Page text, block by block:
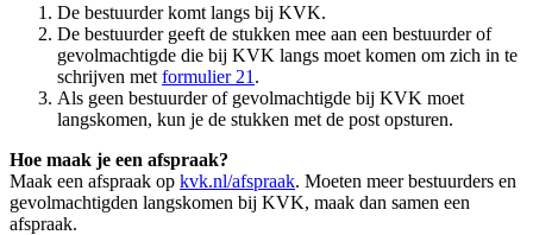
De bestuurder komt langs bij KVK.
De bestuurder geeft de stukken mee aan een bestuurder of
gevolmachtigde die bij KVK langs moet komen om zich in te
schrijven met formulier 21 .
Als geen bestuurder of gevolmachtigde bij KVK moet
langskomen, kun je de stukken met de post opsturen.
Hoe maak je een afspraak?
Maak een afspraak op kvk.nl/afspraak. Moeten meer bestuurders en
gevolmachtigden langskomen bij KVK, maak dan samen een
afspraak.